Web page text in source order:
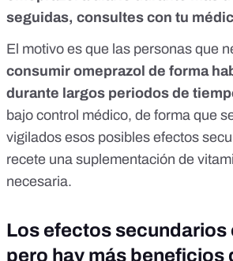
seguidas, consultes con tu
El motivo es que las personas que
consumir omeprazol de forma
durante largos periodos de
bajo control médico, de forma que
vigilados esos posibles efectos
recete una suplementación de
necesaria.
Los efectos secundarios
pero hay más beneficios